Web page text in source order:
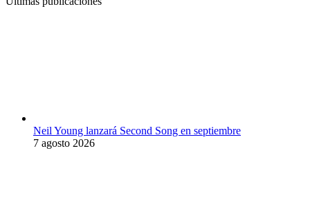
Neil Young lanzará Second Song en septiembre
7 agosto 2026